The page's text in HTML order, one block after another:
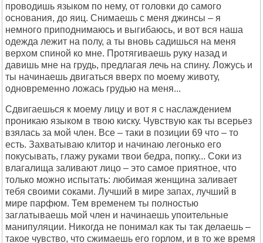
проводишь языком по нему, от головки до самого
основания, до яиц. Снимаешь с меня джинсы – я
немного приподнимаюсь и выгибаюсь, и вот вся наша
одежда лежит на полу, а ты вновь садишься на меня
верхом спиной ко мне. Протягиваешь руку назад и
давишь мне на грудь, предлагая лечь на спину. Ложусь и
ты начинаешь двигаться вверх по моему животу,
одновременно ложась грудью на меня...
Сдвигаешься к моему лицу и вот я с наслаждением
проникаю языком в твою киску. Чувствую как ты всерьез
взялась за мой член. Все – таки в позиции 69 что – то
есть. Захватываю клитор и начинаю легонько его
покусывать, глажу руками твои бедра, попку... Соки из
влагалища заливают лицо – это самое приятное, что
только можно испытать: любимая женщина заливает
тебя своими соками. Лучший в мире запах, лучший в
мире парфюм. Тем временем ты полностью
заглатываешь мой член и начинаешь упоительные
манипуляции. Никогда не понимал как ты так делаешь –
такое чувство, что сжимаешь его горлом, и в то же время